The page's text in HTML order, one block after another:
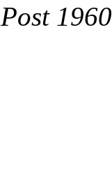
1960